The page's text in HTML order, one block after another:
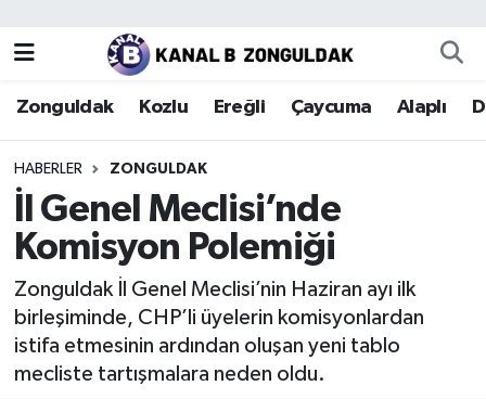
Zonguldak Kozlu Ereğli Çaycuma Alaplı
HABERLER ZONGULDAK
İl Genel Meclisi’nde
Komisyon Polemiği
Zonguldak İl Genel Meclisi’nin Haziran ayı ilk
birleşiminde, CHP’li üyelerin komisyonlardan
istifa etmesinin ardından oluşan yeni tablo
mecliste tartışmalara neden oldu.
Zonguldak
Kozlu
Ereğli
Çaycuma
Alaplı
Devrek
Zonguldak Nöbetçi Eczaneler
Zonguldak Hava Durumu
Zonguldak Trafik Yoğunluk Haritası
Puan Durumu ve Fikstür
Tüm Manşetler
Son Dakika Haberleri